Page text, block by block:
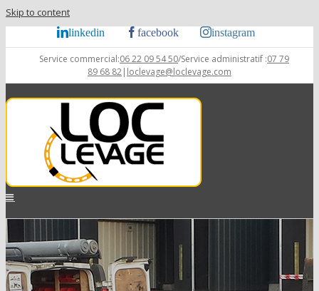
Skip to content
linkedin facebook instagram
Service commercial:06 22 09 54 50/Service administratif :07 79
89 68 82| loclevage@loclevage.com